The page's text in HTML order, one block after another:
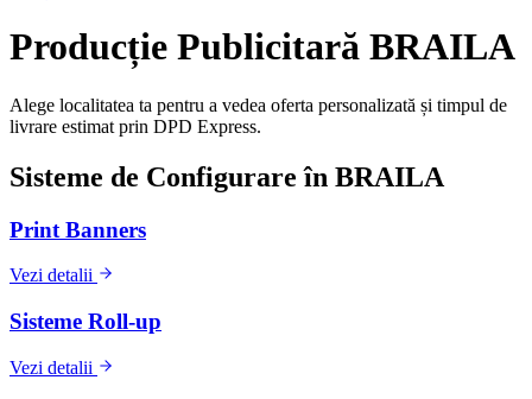
Producție Publicitară BRAILA
Alege localitatea ta pentru a vedea oferta personalizată și timpul de
livrare estimat prin DPD Express.
Sisteme de Configurare în BRAILA
Print Banners
Vezi detalii
Sisteme Roll-up
Vezi detalii